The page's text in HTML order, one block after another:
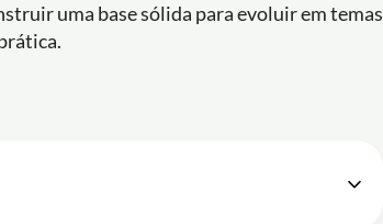
uma base sólida para evoluir em temas